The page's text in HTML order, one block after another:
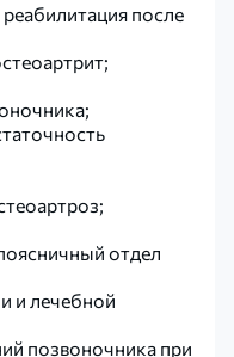
после
отдел
и лечебной
позвоночника при